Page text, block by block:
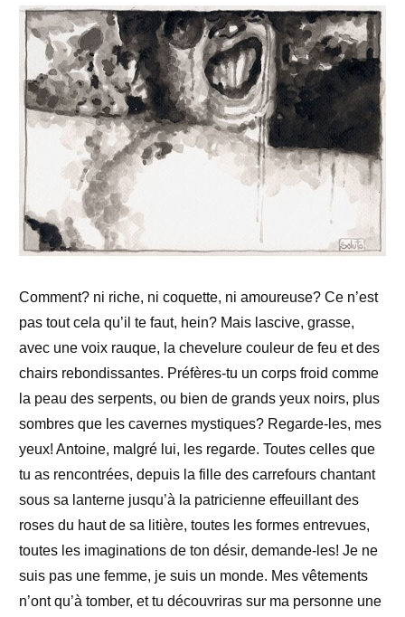
Comment? ni riche, ni coquette, ni amoureuse? Ce n’est
pas tout cela qu’il te faut, hein? Mais lascive, grasse,
avec une voix rauque, la chevelure couleur de feu et des
chairs rebondissantes. Préfères-tu un corps froid comme
la peau des serpents, ou bien de grands yeux noirs, plus
sombres que les cavernes mystiques? Regarde-les, mes
yeux! Antoine, malgré lui, les regarde. Toutes celles que
tu as rencontrées, depuis la fille des carrefours chantant
sous sa lanterne jusqu’à la patricienne effeuillant des
roses du haut de sa litière, toutes les formes entrevues,
toutes les imaginations de ton désir, demande-les! Je ne
suis pas une femme, je suis un monde. Mes vêtements
n’ont qu’à tomber, et tu découvriras sur ma personne une